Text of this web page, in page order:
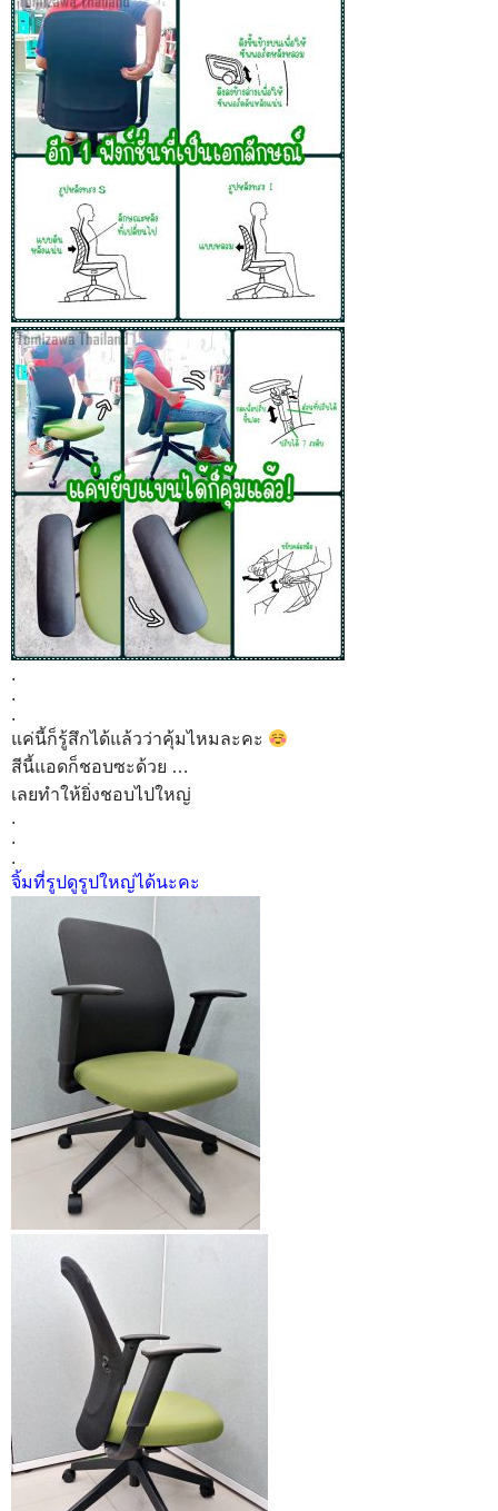
.
.
.
แค่นี้ก็รู้สึกได้แล้วว่าคุ้มไหมละคะ
สีนี้แอดก็ชอบซะด้วย …
เลยทำให้ยิ่งชอบไปใหญ่
.
.
.
จิ้มที่รูปดูรูปใหญ่ได้นะคะ